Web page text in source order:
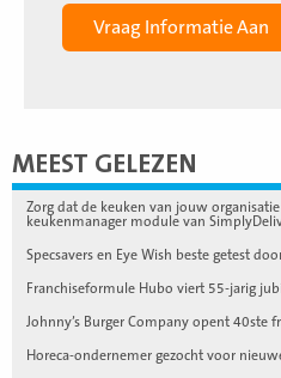
MEEST GELEZEN
Zorg dat de keuken van jouw
keukenmanager module van
Specsavers en Eye Wish beste getest
Franchiseformule Hubo viert 55-jarig
Johnny’s Burger Company opent 40ste
Horeca-ondernemer gezocht voor